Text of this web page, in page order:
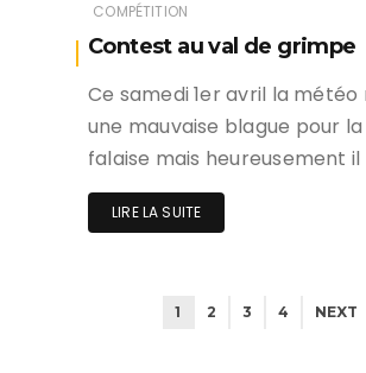
COMPÉTITION
Contest au val de grimpe
Ce samedi 1er avril la météo
une mauvaise blague pour
falaise mais heureusement
LIRE LA SUITE
1 2 3 4 NEXT